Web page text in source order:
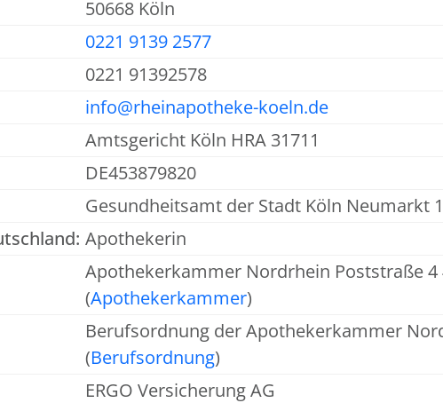
50668 Köln
0221 9139 2577
0221 91392578
info@rheinapotheke-koeln.de
Amtsgericht Köln HRA 31711
DE453879820
Gesundheitsamt der Stadt Köln Neumarkt
Apothekerin
Apothekerkammer Nordrhein Poststraße 4
(Apothekerkammer)
Berufsordnung der Apothekerkammer
(Berufsordnung)
ERGO Versicherung AG